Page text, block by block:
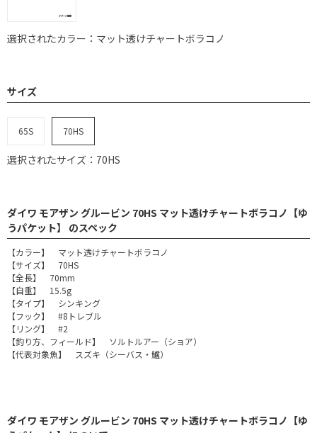
選択されたカラー：マット透けチャートボラコノ
サイズ
65S 70HS
選択されたサイズ：70HS
ダイワ モアザン グルービン 70HS マット透けチャートボラコノ【ゆ
うパケット】 のスペック
【カラー】 マット透けチャートボラコノ
【サイズ】 70HS
【全長】 70mm
【自重】 15.5g
【タイプ】 シンキング
【フック】 #8トレブル
【リング】 #2
【釣り方、フィールド】 ソルトルアー（ショア）
【代表対象魚】 スズキ（シーバス・鱸）
ダイワ モアザン グルービン 70HS マット透けチャートボラコノ【ゆ